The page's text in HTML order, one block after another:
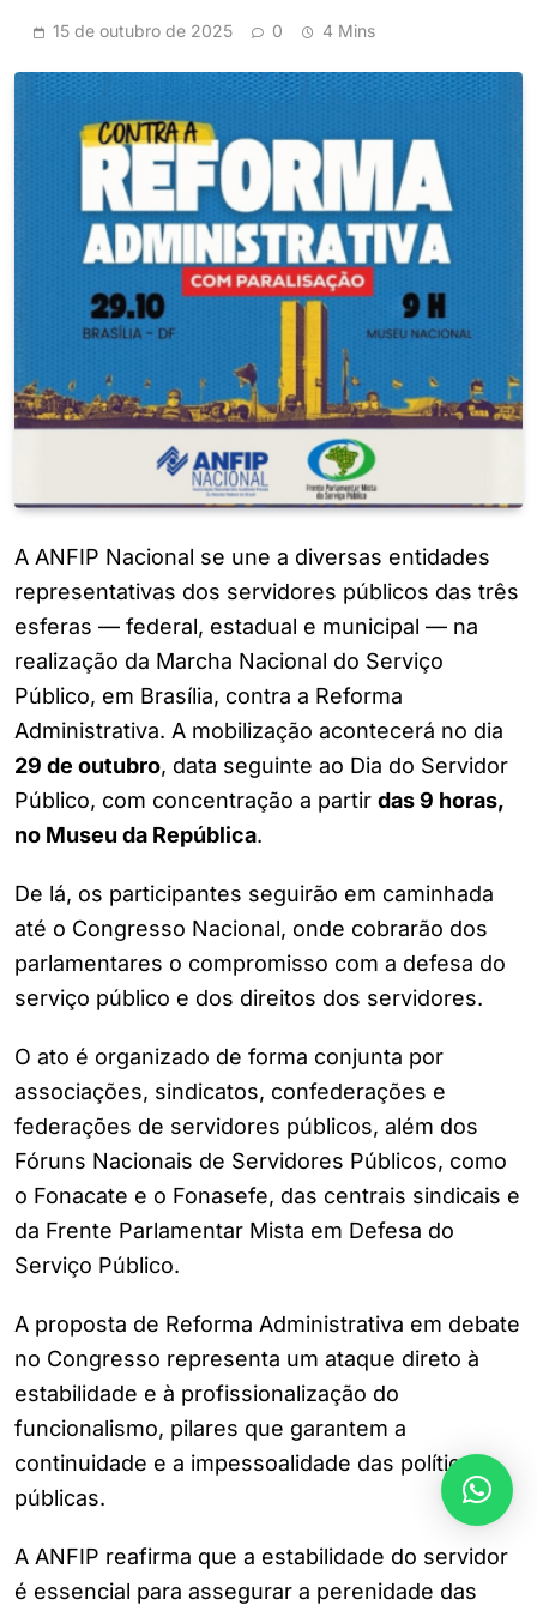
15 de outubro de 2025 0 4 Mins
A ANFIP Nacional se une a diversas entidades
representativas dos servidores públicos das três
esferas — federal, estadual e municipal — na
realização da Marcha Nacional do Serviço
Público, em Brasília, contra a Reforma
Administrativa. A mobilização acontecerá no dia
29 de outubro, data seguinte ao Dia do Servidor
Público, com concentração a partir das 9 horas,
no Museu da República.
De lá, os participantes seguirão em caminhada
até o Congresso Nacional, onde cobrarão dos
parlamentares o compromisso com a defesa do
serviço público e dos direitos dos servidores.
O ato é organizado de forma conjunta por
associações, sindicatos, confederações e
federações de servidores públicos, além dos
Fóruns Nacionais de Servidores Públicos, como
o Fonacate e o Fonasefe, das centrais sindicais e
da Frente Parlamentar Mista em Defesa do
Serviço Público.
A proposta de Reforma Administrativa em debate
no Congresso representa um ataque direto à
estabilidade e à profissionalização do
funcionalismo, pilares que garantem a
continuidade e a impessoalidade das políticas
públicas.
A ANFIP reafirma que a estabilidade do servidor
é essencial para assegurar a perenidade das